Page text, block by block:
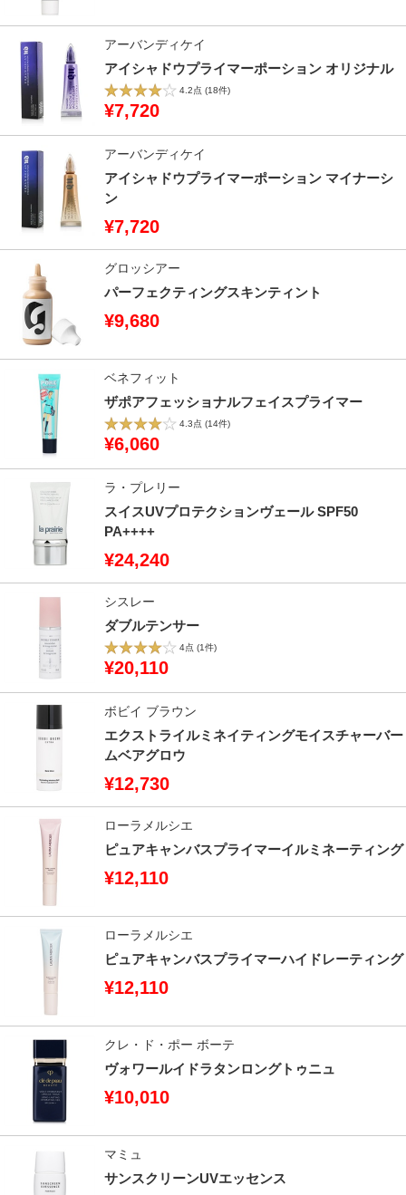
アーバンディケイ
アイシャドウプライマーポーション オリジナル
4.2点 (18件)
¥7,720
アーバンディケイ
アイシャドウプライマーポーション マイナーシ
ン
¥7,720
グロッシアー
パーフェクティングスキンティント
¥9,680
ベネフィット
ザポアフェッショナルフェイスプライマー
4.3点 (14件)
¥6,060
ラ・プレリー
スイスUVプロテクションヴェール SPF50
PA++++
¥24,240
シスレー
ダブルテンサー
4点 (1件)
¥20,110
ボビイ ブラウン
エクストライルミネイティングモイスチャーバー
ムベアグロウ
¥12,730
ローラメルシエ
ピュアキャンバスプライマーイルミネーティング
¥12,110
ローラメルシエ
ピュアキャンバスプライマーハイドレーティング
¥12,110
クレ・ド・ポー ボーテ
ヴォワールイドラタンロングトゥニュ
¥10,010
マミュ
サンスクリーンUVエッセンス